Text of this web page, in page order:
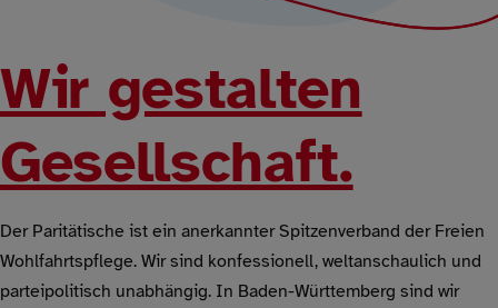
Wir gestalten
Gesellschaft.
Der Paritätische ist ein anerkannter Spitzenverband der Freien
Wohlfahrtspflege. Wir sind konfessionell, weltanschaulich und
parteipolitisch unabhängig. In Baden-Württemberg sind wir